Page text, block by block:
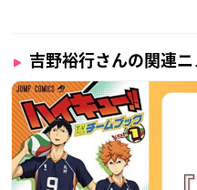
吉野裕行さんの関連